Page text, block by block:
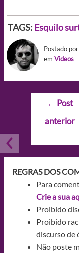
TAGS: Esquilo
Postado por
em Videos
Navegação
Post
← Post
anterior
REGRAS DOS
Para
Crie a sua
Proibido
Proibido
discurso de
Não poste